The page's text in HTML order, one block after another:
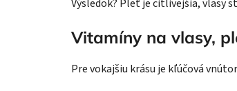
Výsledok? Pleť je citlivejšia, vlasy
Vitamíny na vlasy,
Pre vokajšiu krásu je kľúčová